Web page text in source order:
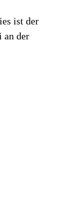
ist der
an der